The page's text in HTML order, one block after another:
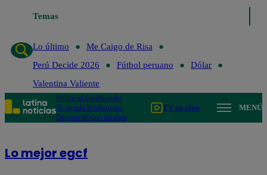
Temas
Lo último
Me Caigo de Risa
Perú Decide 2026
Fútbol peruano
Dólar
Valentina Valiente
PolíticaLimaMundo
Te ayudoTendencias
DeportesEspectáculos
TV en vivo MENÚ
Lo mejor egcf